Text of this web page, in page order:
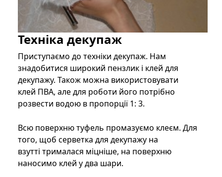
Техніка декупаж
Приступаємо до техніки декупаж. Нам
знадобитися широкий пензлик і клей для
декупажу. Також можна використовувати
клей ПВА, але для роботи його потрібно
розвести водою в пропорції 1: 3.
Всю поверхню туфель промазуємо клеєм. Для
того, щоб серветка для декупажу на
взутті трималася міцніше, на поверхню
наносимо клей у два шари.